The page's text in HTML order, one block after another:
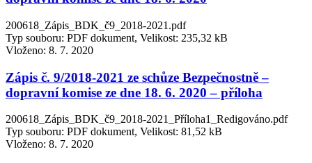
200618_Zápis_BDK_č9_2018-2021.pdf
Typ souboru: PDF dokument, Velikost: 235,32 kB
Vloženo: 8. 7. 2020
Zápis č. 9/2018-2021 ze schůze Bezpečnostně –
dopravní komise ze dne 18. 6. 2020 – příloha
200618_Zápis_BDK_č9_2018-2021_Příloha1_Redigováno.pdf
Typ souboru: PDF dokument, Velikost: 81,52 kB
Vloženo: 8. 7. 2020